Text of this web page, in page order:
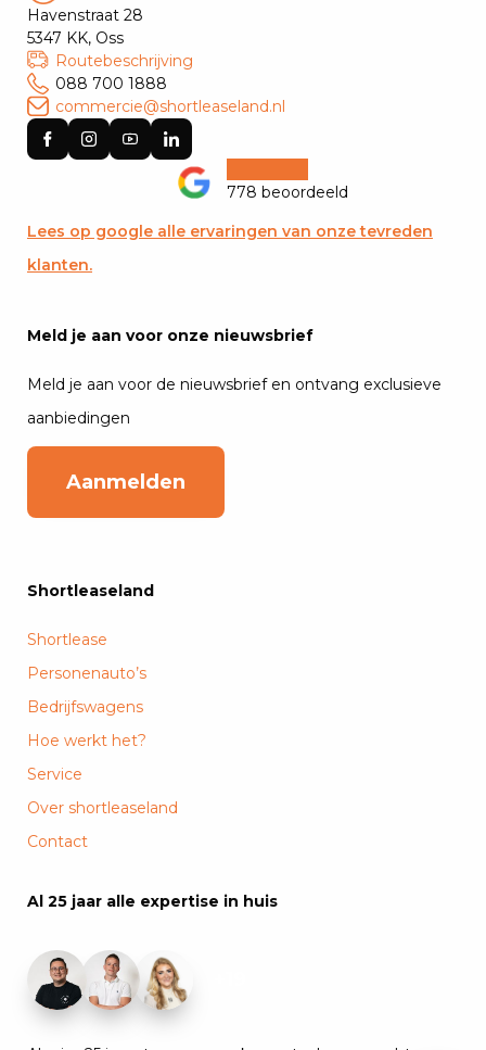
Havenstraat 28
5347 KK, Oss
Routebeschrijving
088 700 1888
commercie@shortleaseland.nl
778 beoordeeld
Lees op google alle ervaringen van onze tevreden
klanten.
Meld je aan voor onze nieuwsbrief
Meld je aan voor de nieuwsbrief en ontvang exclusieve
aanbiedingen
Aanmelden
Shortleaseland
Shortlease
Personenauto’s
Bedrijfswagens
Hoe werkt het?
Service
Over shortleaseland
Contact
Al 25 jaar alle expertise in huis